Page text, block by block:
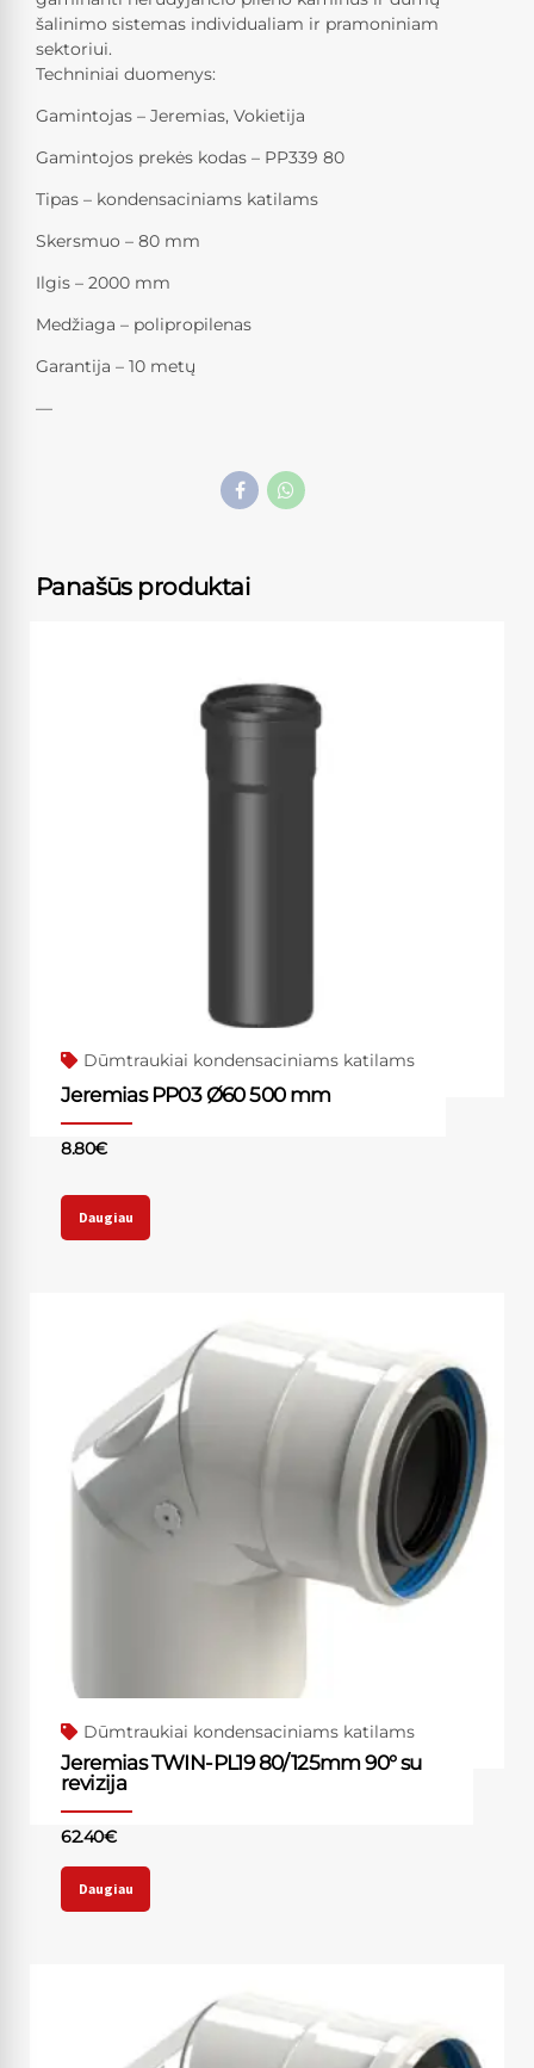
šalinimo sistemas individualiam ir pramoniniam
sektoriui.
Techniniai duomenys:
Gamintojas – Jeremias, Vokietija
Gamintojos prekės kodas – PP339 80
Tipas – kondensaciniams katilams
Skersmuo – 80 mm
Ilgis – 2000 mm
Medžiaga – polipropilenas
Garantija – 10 metų
—
Panašūs produktai
Dūmtraukiai kondensaciniams katilams
Jeremias PP03 Ø60 500 mm
8.80€
Daugiau
Dūmtraukiai kondensaciniams katilams
Jeremias TWIN-PL19 80/125mm 90° su
revizija
62.40€
Daugiau